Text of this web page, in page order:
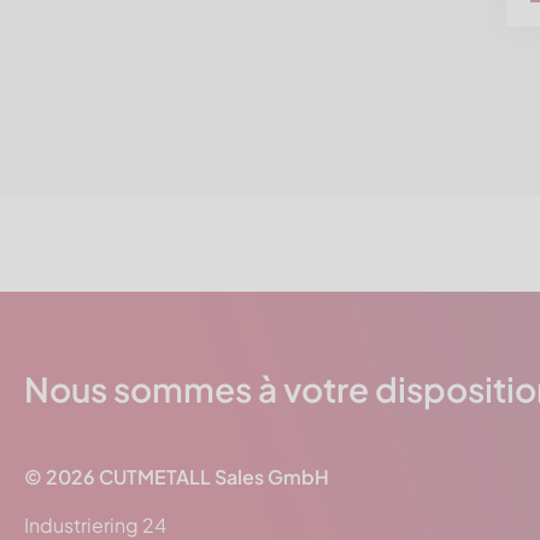
Nous sommes à votre
© 2026 CUTMETALL Sales GmbH
Industriering 24